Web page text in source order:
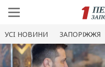
УСI НОВИНИ ЗАПОРІЖЖЯ